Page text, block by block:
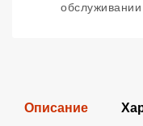
Описание